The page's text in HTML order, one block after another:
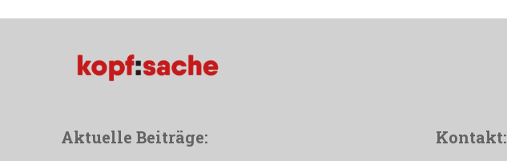
Aktuelle Beiträge: Kontakt: